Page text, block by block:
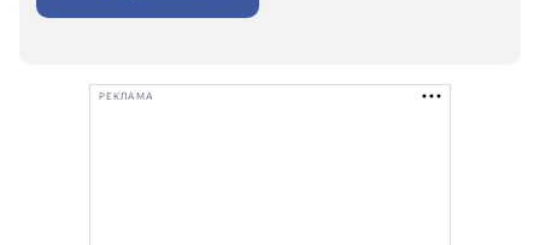
РЕКЛАМА